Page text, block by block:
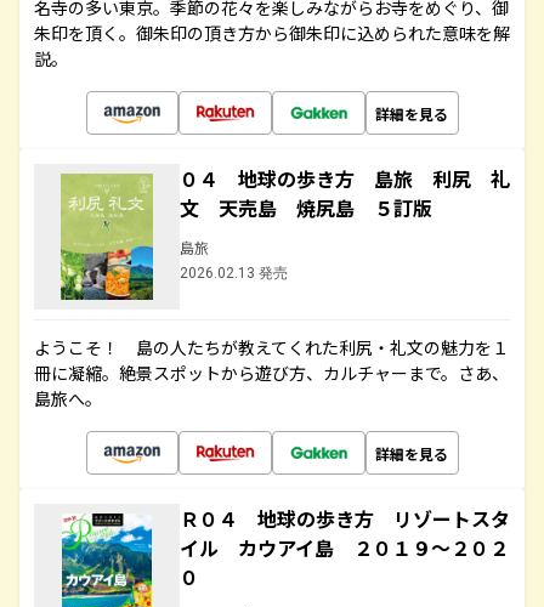
名寺の多い東京。季節の花々を楽しみながらお寺をめぐり、御
朱印を頂く。御朱印の頂き方から御朱印に込められた意味を解
説。
詳細を見る
０４ 地球の歩き方 島旅 利尻 礼
文 天売島 焼尻島 ５訂版
島旅
2026.02.13 発売
ようこそ！ 島の人たちが教えてくれた利尻・礼文の魅力を１
冊に凝縮。絶景スポットから遊び方、カルチャーまで。さあ、
島旅へ。
詳細を見る
Ｒ０４ 地球の歩き方 リゾートスタ
イル カウアイ島 ２０１９～２０２
０